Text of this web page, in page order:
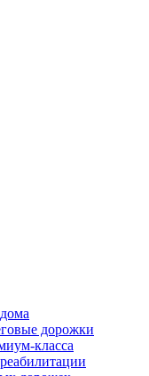
дорожки
класса